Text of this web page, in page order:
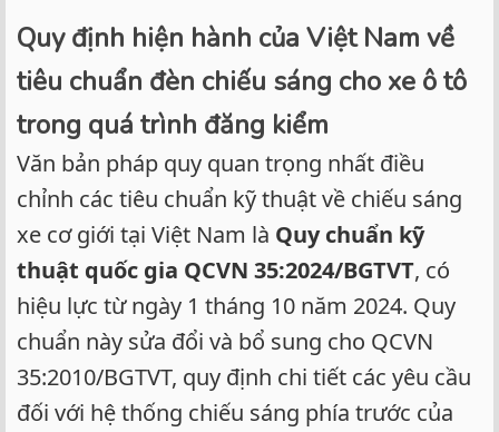
nếu xoay sai góc độ của thân bóng, luồng sáng sẽ bị vỡ. Một
để xe bạn qua đăng kiểm một cách dễ dàng.
Quy định hiện hành của Việt Nam về
tiêu chuẩn đèn chiếu sáng cho xe ô tô
trong quá trình đăng kiểm
Văn bản pháp quy quan trọng nhất điều
chỉnh các tiêu chuẩn kỹ thuật về chiếu sáng
xe cơ giới tại Việt Nam là Quy chuẩn kỹ
thuật quốc gia QCVN 35:2024/BGTVT, có
hiệu lực từ ngày 1 tháng 10 năm 2024. Quy
chuẩn này sửa đổi và bổ sung cho QCVN
35:2010/BGTVT, quy định chi tiết các yêu cầu
đối với hệ thống chiếu sáng phía trước của